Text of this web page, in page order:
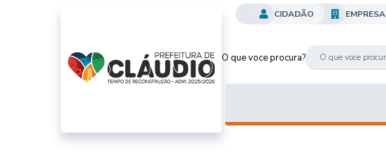
O que voce procura?
CIDADÃO EMPRESA